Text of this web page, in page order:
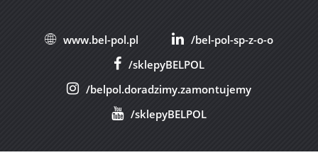
www.bel-pol.pl
/bel-pol-sp-z-o-o
/sklepyBELPOL
/belpol.doradzimy.zamontujemy
/sklepyBELPOL